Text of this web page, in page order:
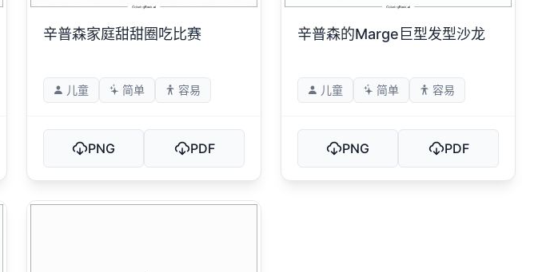
辛普森家庭甜甜圈吃比赛
儿童 简单 容易
PNG PDF
辛普森的Marge巨型发型沙龙
儿童 简单 容易
PNG PDF